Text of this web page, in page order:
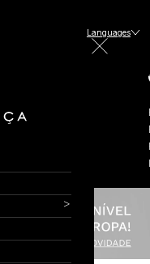
Languages